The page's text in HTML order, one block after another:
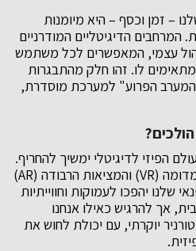
– זמן וכסף – היא מיומנות
הדיגיטליים המודרניים
עצמי, המאפשרים לכל משתמש
לו. זהו חלק מהתבגרות
הפרוע" למערכת מוסדרת,
הפיזי לדיגיטלי ימשיך להחריף.
ככל שטכנולוגיות המציאות המדומה (VR) והמציאות הרבודה (AR)
שלנו יהפכו לעמוקות וחווייתיות
אך להרגיש כאילו אנחנו
יוקרתי, עם יכולת לחוש את